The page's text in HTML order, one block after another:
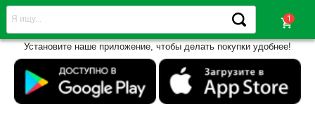
shopping_cart
Установите наше приложение, чтобы делать покупки удобнее!